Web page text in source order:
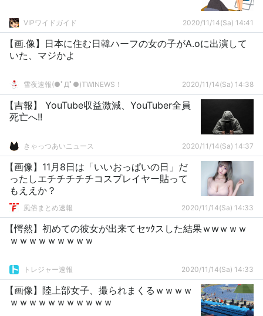
VIPワイドガイド 2020/11/14(Sa) 14:41
【画.像】日本に住む日韓ハーフの女の子がA.oに出演して
いた、マジかよ
雪夜速報(●ﾟДﾟ●)TWINEWS！ 2020/11/14(Sa) 14:38
【吉報】 YouTube収益激減、YouTuber全員
死亡へ!!
きゃっつあいニュース 2020/11/14(Sa) 14:37
【画像】11月8日は「いいおっぱいの日」だ
ったしエチチチチチコスプレイヤー貼って
もええか？
風俗まとめ速報 2020/11/14(Sa) 14:33
【愕然】初めての彼女が出来てセｯｸスした結果ｗwｗｗｗ
ｗｗｗｗｗｗｗｗｗ
トレジャー速報 2020/11/14(Sa) 14:33
【画像】陸上部女子、撮られまくるｗｗｗｗ
ｗｗｗｗｗｗｗｗｗｗｗ